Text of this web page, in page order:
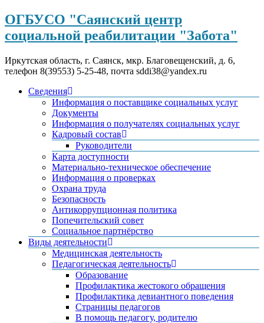
ОГБУСО "Саянский центр
социальной реабилитации "Забота"
Иркутская область, г. Саянск, мкр. Благовещенский, д. 6,
телефон 8(39553) 5-25-48, почта sddi38@yandex.ru
Сведения
Информация о поставщике социальных услуг
Документы
Информация о получателях социальных услуг
Кадровый состав
Руководители
Карта доступности
Материально-техническое обеспечение
Информация о проверках
Охрана труда
Безопасность
Антикоррупционная политика
Попечительский совет
Социальное партнёрство
Виды деятельности
Медицинская деятельность
Педагогическая деятельность
Образование
Профилактика жестокого обращения
Профилактика девиантного поведения
Страницы педагогов
В помощь педагогу, родителю